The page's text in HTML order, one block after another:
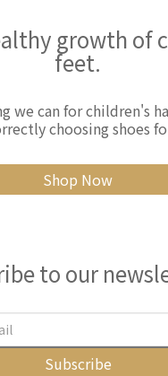
growth of
feet.
we can for children's
choosing shoes
Shop Now
to our
Subscribe